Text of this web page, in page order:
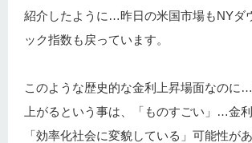
紹介したように…昨日の米国市場もNYダ
ック指数も戻っています。
このような歴史的な金利上昇場面なのに
上がるという事は、「ものすごい」…金
「効率化社会に変貌している」可能性が